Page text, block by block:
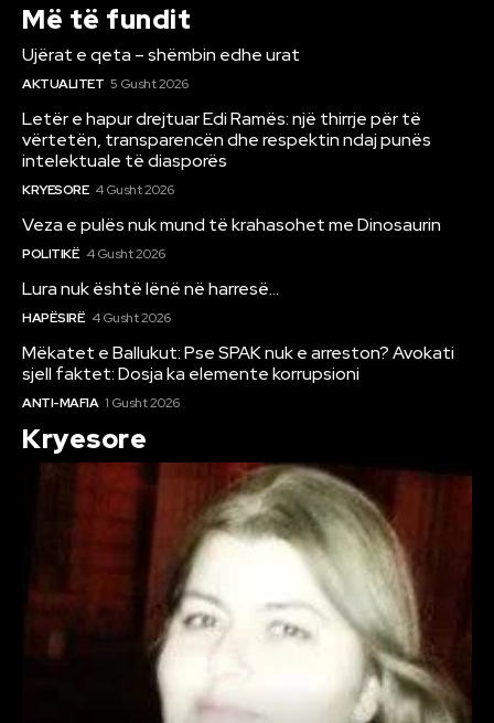
Më të fundit
Ujërat e qeta – shëmbin edhe urat
AKTUALITET 5 Gusht 2026
Letër e hapur drejtuar Edi Ramës: një thirrje për të
vërtetën, transparencën dhe respektin ndaj punës
intelektuale të diasporës
KRYESORE 4 Gusht 2026
Veza e pulës nuk mund të krahasohet me Dinosaurin
POLITIKË 4 Gusht 2026
Lura nuk është lënë në harresë…
HAPËSIRË 4 Gusht 2026
Mëkatet e Ballukut: Pse SPAK nuk e arreston? Avokati
sjell faktet: Dosja ka elemente korrupsioni
ANTI-MAFIA 1 Gusht 2026
Kryesore